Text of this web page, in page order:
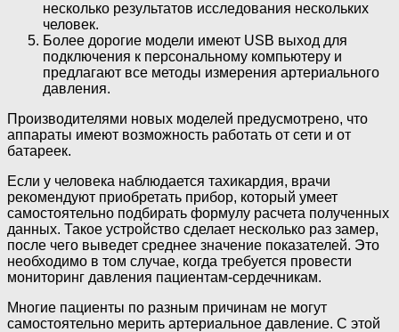
несколько результатов исследования нескольких
человек.
Более дорогие модели имеют USB выход для
подключения к персональному компьютеру и
предлагают все методы измерения артериального
давления.
Производителями новых моделей предусмотрено, что
аппараты имеют возможность работать от сети и от
батареек.
Если у человека наблюдается тахикардия, врачи
рекомендуют приобретать прибор, который умеет
самостоятельно подбирать формулу расчета полученных
данных. Такое устройство сделает несколько раз замер,
после чего выведет среднее значение показателей. Это
необходимо в том случае, когда требуется провести
мониторинг давления пациентам-сердечникам.
Многие пациенты по разным причинам не могут
самостоятельно мерить артериальное давление. С этой